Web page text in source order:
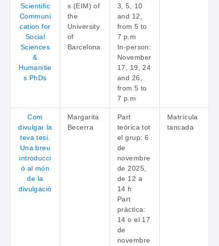
Scientific
Communi
cation for
Social
Sciences
&
Humanitie
s PhDs
s (EIM) of
the
University
of
Barcelona
3, 5, 10
and 12,
from 5 to
7 p.m
In-person:
November
17, 19, 24
and 26,
from 5 to
7 p.m
Com
divulgar la
teva tesi.
Una breu
introducci
ó al món
de la
divulgació
Margarita
Becerra
Part
teòrica tot
el grup: 6
de
novembre
de 2025,
de 12 a
14 h
Part
pràctica:
14 o el 17
de
novembre
Matrícula
tancada